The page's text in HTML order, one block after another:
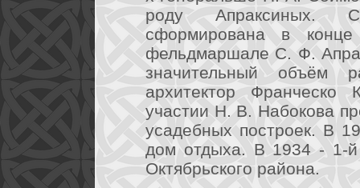
роду Апраксиных.
сформирована в
фельдмаршале С. Ф.
значительный объём
архитектор
участии Н. В. Набокова
усадебных построек. В
дом отдыха. В 1934 - 1-
Октябрьского района.